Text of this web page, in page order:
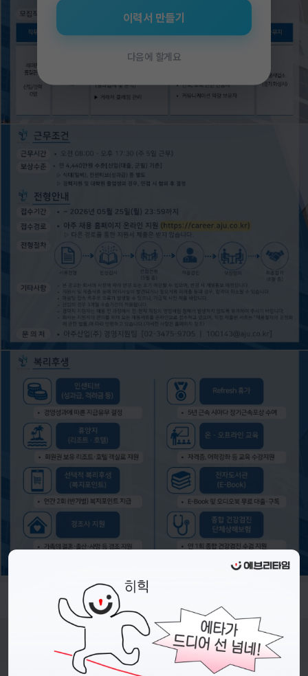
- 접수기간 : 26.05.14.(목) ~ 26.05.25.(월) 23:59 까지
이력서 만들기
다음에 할게요